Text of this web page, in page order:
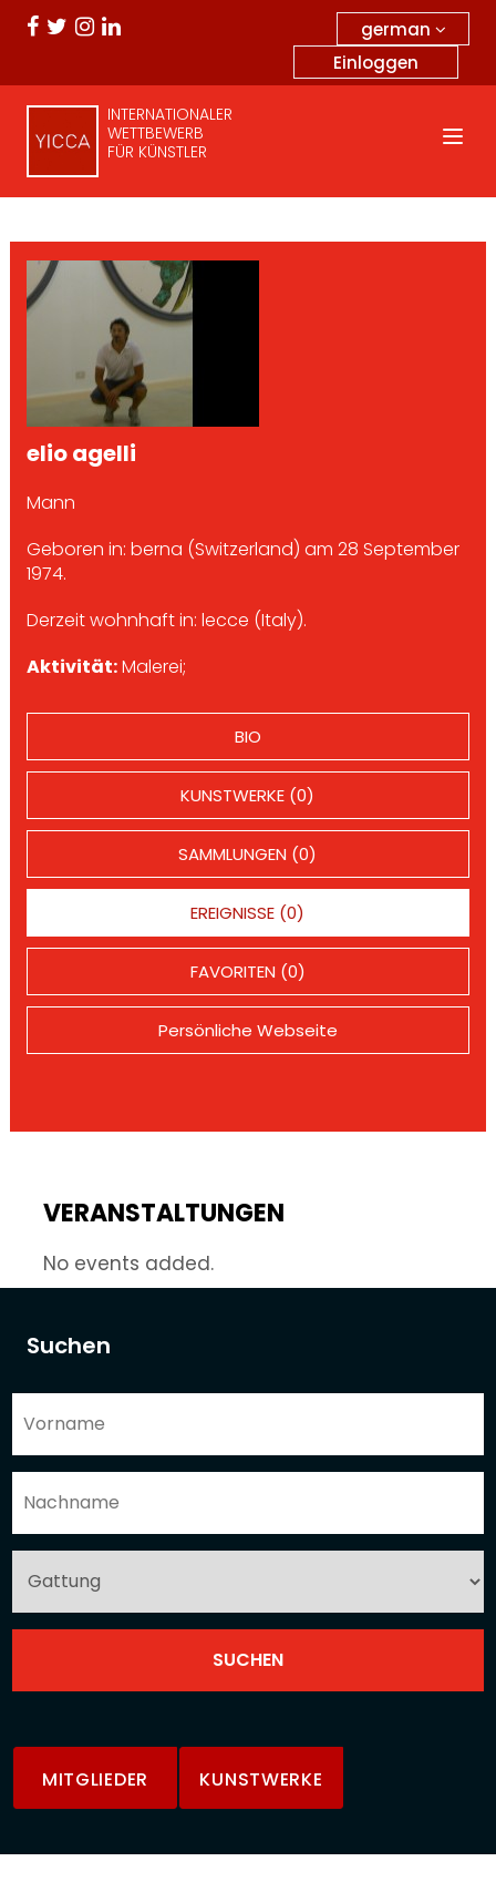
german
Einloggen
INTERNATIONALER
WETTBEWERB
FÜR KÜNSTLER
Suchen
MITGLIEDER KUNSTWERKE
elio agelli
Mann
Geboren in: berna (Switzerland) am 28 September
1974.
Derzeit wohnhaft in: lecce (Italy).
Aktivität:Malerei;
BIO
KUNSTWERKE (0)
SAMMLUNGEN (0)
EREIGNISSE (0)
FAVORITEN (0)
Persönliche Webseite
VERANSTALTUNGEN
No events added.